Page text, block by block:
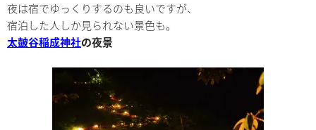
夜は宿でゆっくりするのも良いですが、
宿泊した人しか見られない景色も。
太皷谷稲成神社の夜景